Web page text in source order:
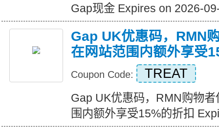
Gap现金 Expires on 2026-
Gap UK优惠码，RMN
在网站范围内额外享受
Coupon Code: TREAT
Gap UK优惠码，RMN购物
围内额外享受15%的折扣